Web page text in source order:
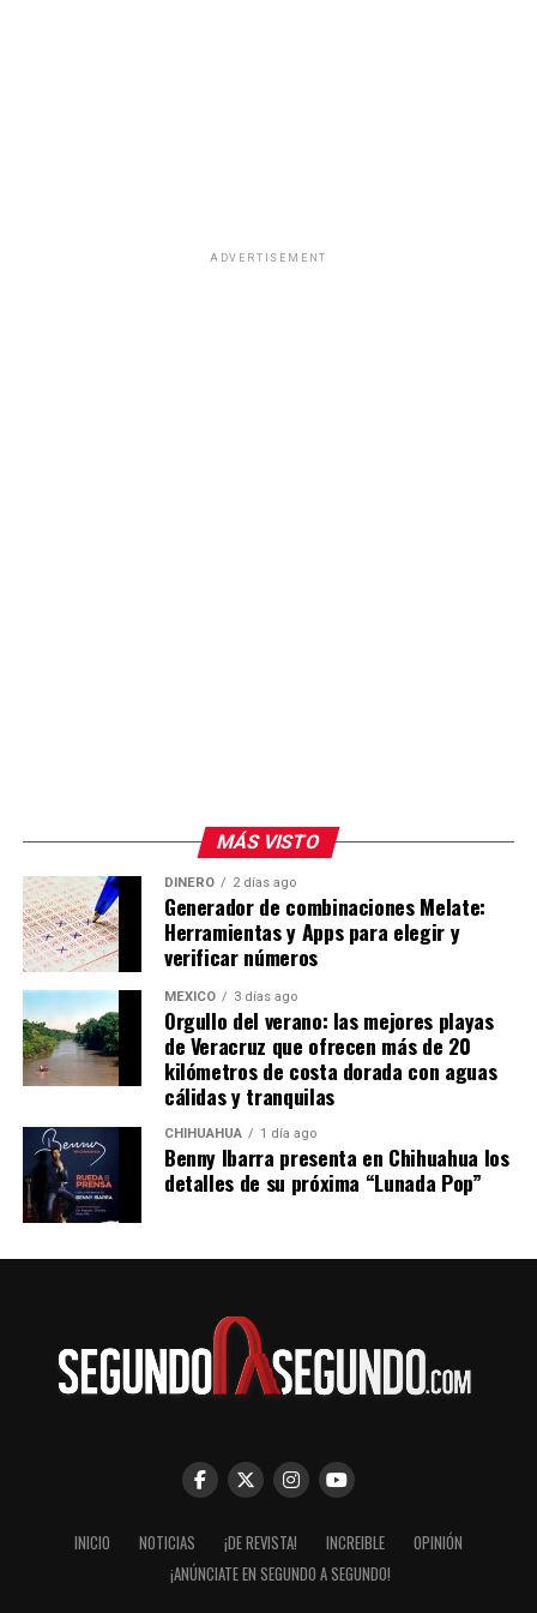
ADVERTISEMENT
MÁS VISTO
DINERO 2 días ago
Generador de combinaciones Melate:
Herramientas y Apps para elegir y
verificar números
MÉXICO 3 días ago
Orgullo del verano: las mejores playas
de Veracruz que ofrecen más de 20
kilómetros de costa dorada con aguas
cálidas y tranquilas
CHIHUAHUA 1 día ago
Benny Ibarra presenta en Chihuahua los
detalles de su próxima “Lunada Pop”
INICIO NOTICIAS ¡DE REVISTA! INCREIBLE
OPINIÓN
¡ANÚNCIATE EN SEGUNDO A SEGUNDO!